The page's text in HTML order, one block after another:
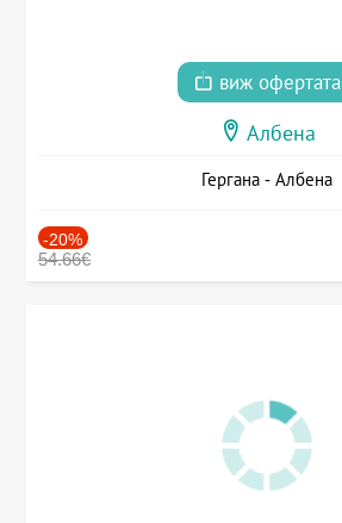
виж офертата
Албена
Гергана - Албена
-20%
54.66€